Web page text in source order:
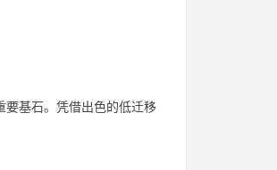
要基石。凭借出色的低迁移